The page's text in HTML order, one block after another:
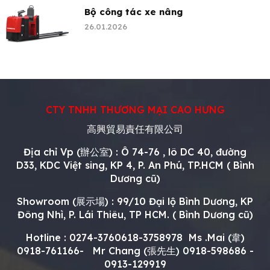
Bộ công tác xe nâng
26.01.2026
CTY TNHH THƯƠNG MẠI CAO HƯNG
高興貿易責任有限公司
Địa chỉ Vp (辦公室) : Ô 74-76 , lô DC 40, đường
D33, KDC Việt sing, KP 4, P. An Phú, TP.HCM ( Bình
Dương cũ)
Showroom (展示場) : 99/10 Đại lộ Bình Dương, KP
Đông Nhì, P. Lái Thiêu, TP HCM. ( Bình Dương cũ)
Hotline : 0274-3760618-3758978 Ms .Mai (韋)
0918-761166- Mr Chang (張先生) 0918-598686 -
0913-129919